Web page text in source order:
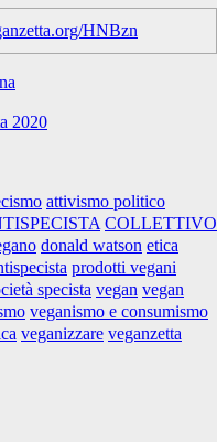
HNBzn
2020
attivismo politico
COLLETTIVO
donald watson etica
prodotti vegani
specista vegan vegan
veganismo e consumismo
veganizzare veganzetta